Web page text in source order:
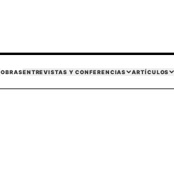
OBRASENTREVISTAS Y CONFERENCIAS ARTÍCULOS